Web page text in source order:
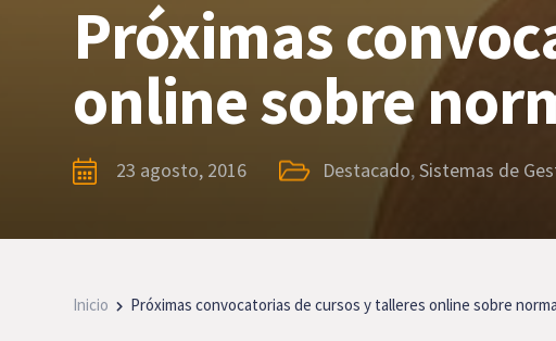
Próximas
online sobre
23 agosto, 2016 Destacado,Sistemas de
Inicio Próximas convocatorias de cursos y talleres online sobre